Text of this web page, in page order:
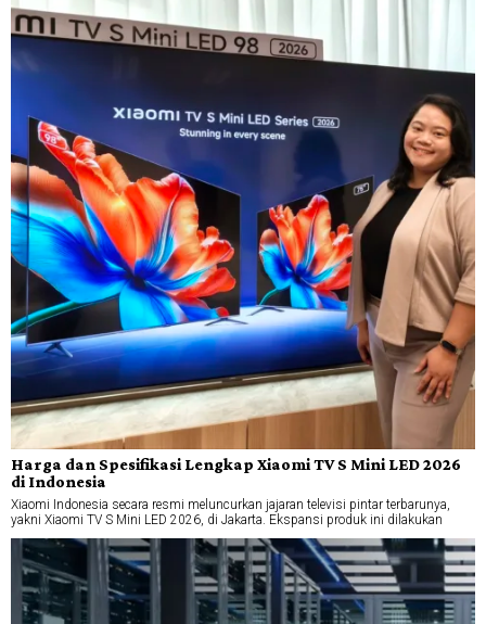
Harga dan Spesifikasi Lengkap Xiaomi TV S Mini LED 2026
di Indonesia
Xiaomi Indonesia secara resmi meluncurkan jajaran televisi pintar terbarunya,
yakni Xiaomi TV S Mini LED 2026, di Jakarta. Ekspansi produk ini dilakukan